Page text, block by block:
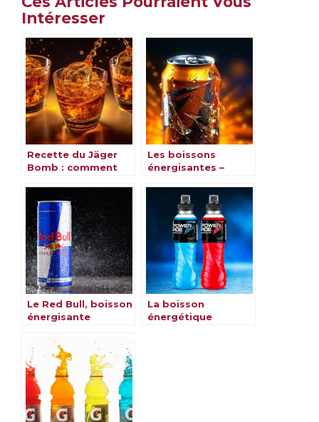
Intéresser
Recette du Jäger
Bomb : comment
Jägerbomb ?
Les boissons
énergisantes –
Le Red Bull, boisson
énergisante
La boisson
énergétique